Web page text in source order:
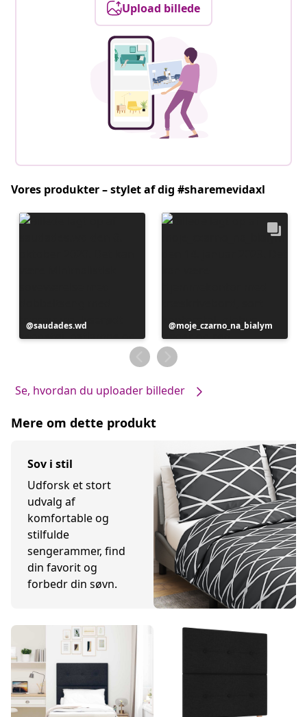
Upload billede
Vores produkter – stylet af dig #sharemevidaxl
Opslag
offentliggjort
saudades.wd
Opslag
offentliggjort
af
moje_czarno_na_bialym
Se, hvordan du uploader billeder
Mere om dette produkt
Sov i stil
Udforsk et stort
udvalg af
komfortable og
stilfulde
sengerammer, find
din favorit og
forbedr din søvn.